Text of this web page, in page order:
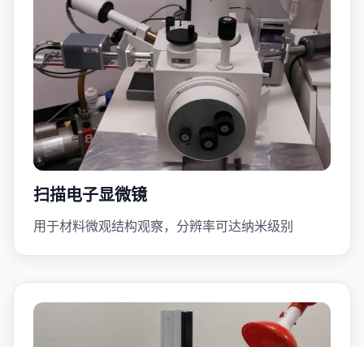
扫描电子显微镜
用于材料微观结构观察，分辨率可达纳米级别